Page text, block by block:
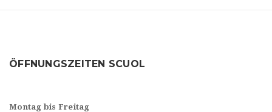
ÖFFNUNGSZEITEN SCUOL
Montag bis Freitag